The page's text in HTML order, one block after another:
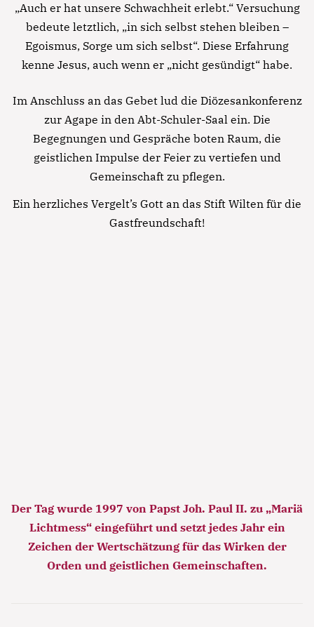
„Auch er hat unsere Schwachheit erlebt.“ Versuchung
bedeute letztlich, „in sich selbst stehen bleiben –
Egoismus, Sorge um sich selbst“. Diese Erfahrung
kenne Jesus, auch wenn er „nicht gesündigt“ habe.
Im Anschluss an das Gebet lud die Diözesankonferenz
zur Agape in den Abt-Schuler-Saal ein. Die
Begegnungen und Gespräche boten Raum, die
geistlichen Impulse der Feier zu vertiefen und
Gemeinschaft zu pflegen.
Ein herzliches Vergelt’s Gott an das Stift Wilten für die
Gastfreundschaft!
Der Tag wurde 1997 von Papst Joh. Paul II. zu „Mariä
Lichtmess“ eingeführt und setzt jedes Jahr ein
Zeichen der Wertschätzung für das Wirken der
Orden und geistlichen Gemeinschaften.
Notfall
Lorem ipsum dolor sit amet, consectetur
adipisicing elit, sed do eiusmod tempor incididunt
ut labore et dolore magna aliqua. Ut enim ad
minim veniam, quis nostrud exercitation ullamco
laboris nisi ut aliquip ex ea commodo consequat.
Lorem ipsum dolor sit amet, consectetur
adipisicing elit, sed do eiusmod tempor incididunt
ut labore et dolore magna aliqua. Ut enim ad
minim veniam, quis nostrud exercitation ullamco